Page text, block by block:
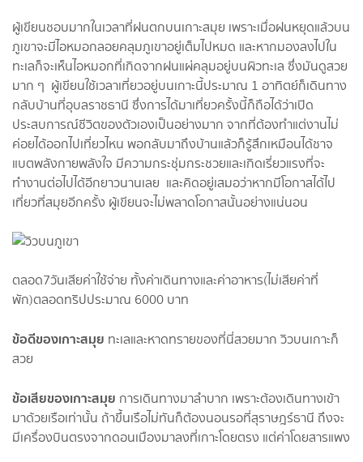
ผู้เขียนชอบมากในเวลาที่ฝนตกบนเกาะสมุย เพราะเมื่อฝนหยุดแล้วบน
ภูเขาจะมีไอหมอกลอยคลุมภูเขาอยู่เต็มไปหมด และหากมองลงไปใน
ทะเลก็จะเห็นไอหมอกที่เกิดจากฝนแผ่คลุมอยู่บนผิวทะเล ซึ่งมันดูสวย
มาก ๆ ผู้เขียนใช้เวลาเที่ยวอยู่บนเกาะนี้ประมาณ 1 อาทิตย์ก็เดินทาง
กลับบ้านที่อุบลราชธานี ซึ่งการได้มาเที่ยวครั้งนี้ก็ถือได้ว่าเปิด
ประสบการณ์ชีวิตของตัวเองเป็นอย่างมาก จากที่ต้องทำแต่งานไม่
ค่อยได้ออกไปเที่ยวไหน พอกลับมาถึงบ้านแล้วก็รู้สึกเหมือนได้ชาจ
แบตพลังกายพลังใจ มีความกระชุ่มกระชวยและเกิดเรี่ยวแรงที่จะ
ทำงานต่อไปได้อีกยาวนานเลย และคิดอยู่เสมอว่าหากมีโอกาสได้ไป
เที่ยวที่สมุยอีกครั้ง ผู้เขียนจะไม่พลาดโอกาสนั้นอย่างแน่นอน
ตลอด7วันเสียค่าใช้จ่าย ทั้งค่าเดินทางและค่าอาหาร(ไม่เสียค่าที่
พัก)ตลอดทริปประมาณ 6000 บาท
ข้อดีของเกาะสมุย ทะเลและหาดทรายของที่นี่สวยมาก วิวบนเกาะก็
สวย
ข้อเสียของเกาะสมุย การเดินทางมาลำบาก เพราะต้องเดินทางเข้า
มาด้วยเรือเท่านั้น ถ้าขึ้นเรือไม่ทันก็ต้องนอนรอที่สุราษฎร์ธานี ถึงจะ
มีเครื่องบินตรงจากดอนเมืองมาลงที่เกาะโดยตรง แต่ค่าโดยสารแพง